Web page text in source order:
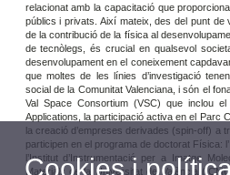
relacionat amb la capacitació que
públics i privats. Així mateix, des del punt de
de la contribució de la física al
de tecnòlegs, és crucial en qualsevol
desenvolupament en el coneixement
que moltes de les línies d’investigació
social de la Comunitat Valenciana, i són el
Val Space Consortium (VSC) que inclou
Applications, la participació activa en el Parc
la creació d’empreses derivades (spin-off) a
participen en el programa de doctorat Física:
l’Institut d’Instrumentació per a Imatge
Materials de la Universitat de València
Cookies i